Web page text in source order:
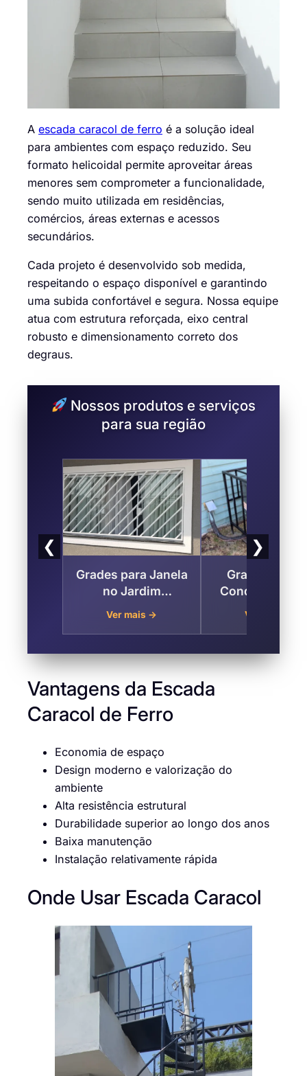
A escada caracol de ferro é a solução ideal
para ambientes com espaço reduzido. Seu
formato helicoidal permite aproveitar áreas
menores sem comprometer a funcionalidade,
sendo muito utilizada em residências,
comércios, áreas externas e acessos
secundários.
Cada projeto é desenvolvido sob medida,
respeitando o espaço disponível e garantindo
uma subida confortável e segura. Nossa equipe
atua com estrutura reforçada, eixo central
robusto e dimensionamento correto dos
degraus.
Nossos produtos e serviços
para sua região
❮
Grades para Janela
no Jardim
Anhembi, São José
dos Campos
Ver mais →
Grades para
Condicionado
Ver mais →
❯
Vantagens da Escada
Caracol de Ferro
Economia de espaço
Design moderno e valorização do
ambiente
Alta resistência estrutural
Durabilidade superior ao longo dos anos
Baixa manutenção
Instalação relativamente rápida
Onde Usar Escada Caracol